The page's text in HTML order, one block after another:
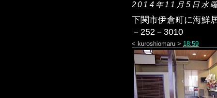
2014年11月5日水
下関市伊倉町に海
－252－3010
< kuroshiomaru > 18:59